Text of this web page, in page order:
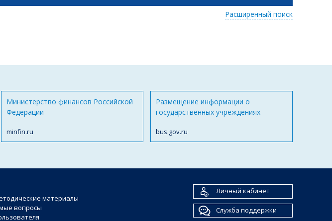
Расширенный поиск
Министерство финансов Российской
Федерации
minfin.ru
Размещение информации о
государственных учреждениях
bus.gov.ru
материалы
вопросы
Личный кабинет
Служба поддержки